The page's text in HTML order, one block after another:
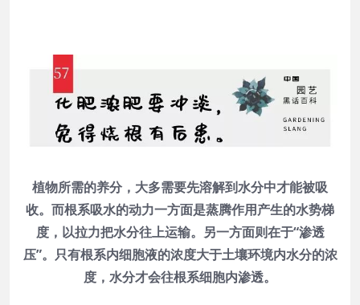
植物所需的养分，大多需要先溶解到水分中才能被吸
收。而根系吸水的动力一方面是蒸腾作用产生的水势梯
度，以拉力把水分往上运输。另一方面则在于“渗透
压”。只有根系内细胞液的浓度大于土壤环境内水分的浓
度，水分才会往根系细胞内渗透。